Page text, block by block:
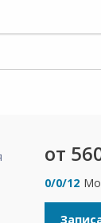
от
0/0/12